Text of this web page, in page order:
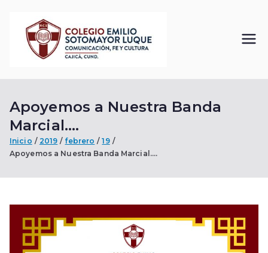
contenido
Emilio
ayor
Luque
Comunicación, Fe
Apoyemos a Nuestra Banda
Marcial….
Inicio 2019 febrero
19
Apoyemos a Nuestra Banda Marcial….